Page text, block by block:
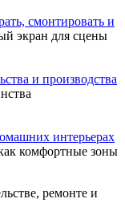
смонтировать и
экран для сцены
и производства
интерьерах
комфортные зоны
ремонте и